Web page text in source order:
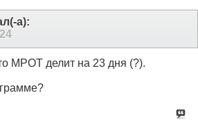
а):
МРОТ делит на 23 дня (?).